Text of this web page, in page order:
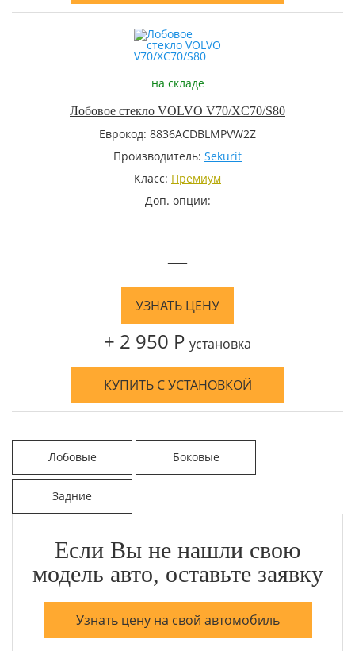
на складе
Лобовое стекло VOLVO V70/XC70/S80
Еврокод: 8836ACDBLMPVW2Z
Производитель: Sekurit
Класс: Премиум
Доп. опции:
—
УЗНАТЬ ЦЕНУ
+ 2 950 Р установка
КУПИТЬ С УСТАНОВКОЙ
Лобовые Боковые
Задние
Если Вы не нашли свою
модель авто, оставьте заявку
Узнать цену на свой автомобиль